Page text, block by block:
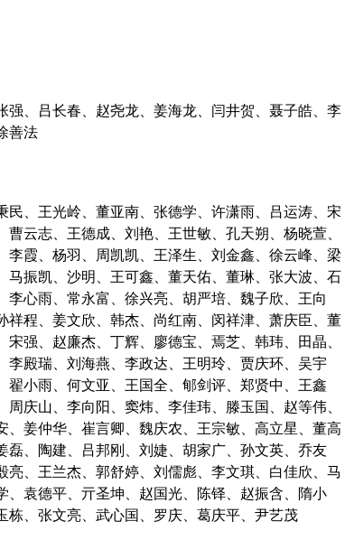
、吕长春、赵尧龙、姜海龙、闫井贺、聂子皓、李
善法
、王光岭、董亚南、张德学、许潇雨、吕运涛、宋
云志、王德成、刘艳、王世敏、孔天朔、杨晓萱、
霞、杨羽、周凯凯、王泽生、刘金鑫、徐云峰、梁
振凯、沙明、王可鑫、董天佑、董琳、张大波、石
心雨、常永富、徐兴亮、胡严培、魏子欣、王向
程、姜文欣、韩杰、尚红南、闵祥津、萧庆臣、董
强、赵廉杰、丁辉、廖德宝、焉芝、韩玮、田晶、
殿瑞、刘海燕、李政达、王明玲、贾庆环、吴宇
小雨、何文亚、王国全、郇剑评、郑贤中、王鑫
庆山、李向阳、窦炜、李佳玮、滕玉国、赵等伟、
姜仲华、崔言卿、魏庆农、王宗敏、高立星、董高
、陶建、吕邦刚、刘婕、胡家广、孙文英、乔友
、王兰杰、郭舒婷、刘儒彪、李文琪、白佳欣、马
袁德平、亓圣坤、赵国光、陈铎、赵振含、隋小
、张文亮、武心国、罗庆、葛庆平、尹艺茂